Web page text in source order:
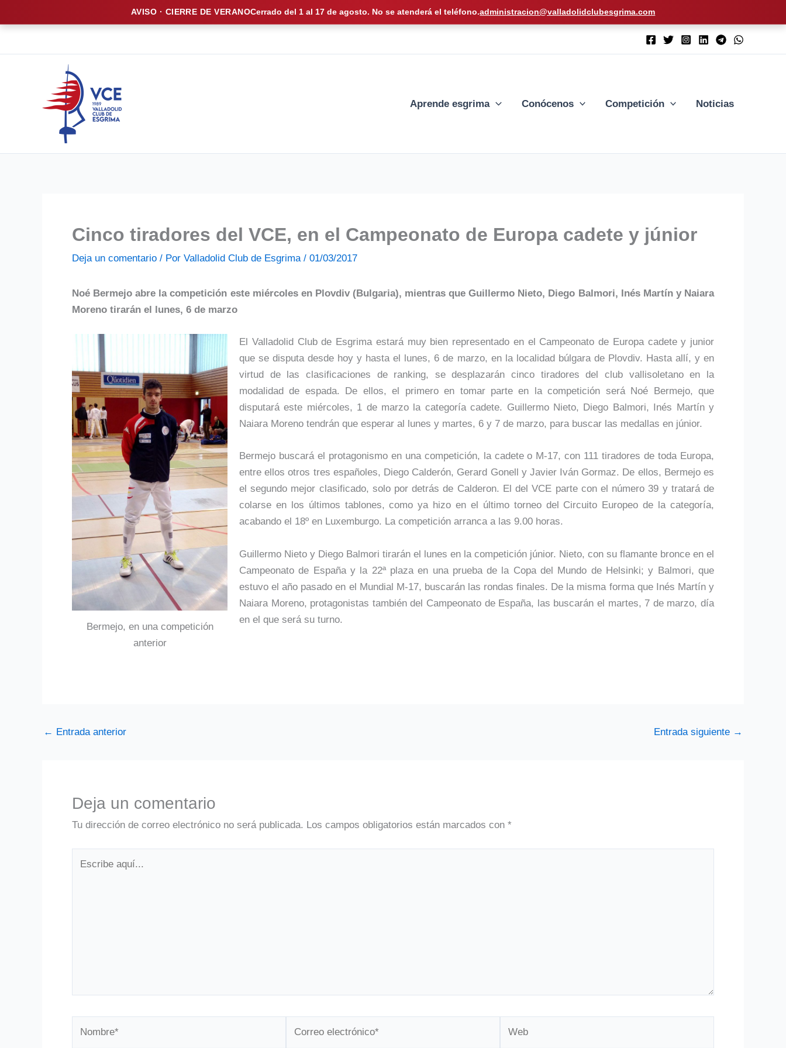
AVISO · CIERRE DE VERANOCerrado del 1 al 17 de agosto. No se atenderá el teléfono.administracion@valladolidclubesgrima.com
Aprende esgrima Conócenos Competición Noticias
Cinco tiradores del VCE, en el Campeonato de Europa cadete y júnior
Deja un comentario / Por Valladolid Club de Esgrima / 01/03/2017
Noé Bermejo abre la competición este miércoles en Plovdiv (Bulgaria), mientras que Guillermo Nieto, Diego Balmori, Inés Martín y Naiara
Moreno tirarán el lunes, 6 de marzo
Bermejo, en una competición
anterior
El Valladolid Club de Esgrima estará muy bien representado en el Campeonato de Europa cadete y junior
que se disputa desde hoy y hasta el lunes, 6 de marzo, en la localidad búlgara de Plovdiv. Hasta allí, y en
virtud de las clasificaciones de ranking, se desplazarán cinco tiradores del club vallisoletano en la
modalidad de espada. De ellos, el primero en tomar parte en la competición será Noé Bermejo, que
disputará este miércoles, 1 de marzo la categoría cadete. Guillermo Nieto, Diego Balmori, Inés Martín y
Naiara Moreno tendrán que esperar al lunes y martes, 6 y 7 de marzo, para buscar las medallas en júnior.
Bermejo buscará el protagonismo en una competición, la cadete o M-17, con 111 tiradores de toda Europa,
entre ellos otros tres españoles, Diego Calderón, Gerard Gonell y Javier Iván Gormaz. De ellos, Bermejo es
el segundo mejor clasificado, solo por detrás de Calderon. El del VCE parte con el número 39 y tratará de
colarse en los últimos tablones, como ya hizo en el último torneo del Circuito Europeo de la categoría,
acabando el 18º en Luxemburgo. La competición arranca a las 9.00 horas.
Guillermo Nieto y Diego Balmori tirarán el lunes en la competición júnior. Nieto, con su flamante bronce en el
Campeonato de España y la 22ª plaza en una prueba de la Copa del Mundo de Helsinki; y Balmori, que
estuvo el año pasado en el Mundial M-17, buscarán las rondas finales. De la misma forma que Inés Martín y
Naiara Moreno, protagonistas también del Campeonato de España, las buscarán el martes, 7 de marzo, día
en el que será su turno.
← Entrada anterior Entrada siguiente →
Deja un comentario
Tu dirección de correo electrónico no será publicada. Los campos obligatorios están marcados con *